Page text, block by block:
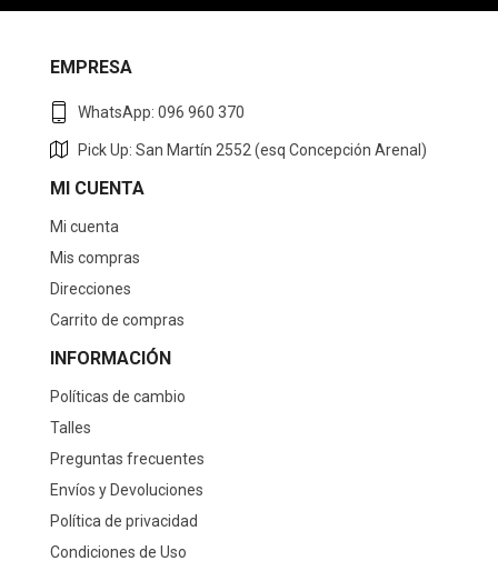
EMPRESA
WhatsApp: 096 960 370
Pick Up: San Martín 2552 (esq Concepción Arenal)
MI CUENTA
Mi cuenta
Mis compras
Direcciones
Carrito de compras
INFORMACIÓN
Políticas de cambio
Talles
Preguntas frecuentes
Envíos y Devoluciones
Política de privacidad
Condiciones de Uso